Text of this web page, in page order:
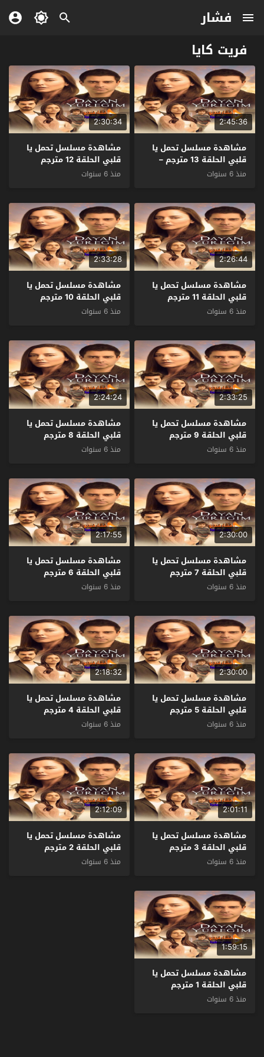
فشار
فريت كايا
2:45:36
مشاهدة مسلسل تحمل يا
قلبي الحلقة 13 مترجم –
الاخيرة
منذ 6 سنوات
2:30:34
مشاهدة مسلسل تحمل يا
قلبي الحلقة 12 مترجم
منذ 6 سنوات
2:26:44
مشاهدة مسلسل تحمل يا
قلبي الحلقة 11 مترجم
منذ 6 سنوات
2:33:28
مشاهدة مسلسل تحمل يا
قلبي الحلقة 10 مترجم
منذ 6 سنوات
2:33:25
مشاهدة مسلسل تحمل يا
قلبي الحلقة 9 مترجم
منذ 6 سنوات
2:24:24
مشاهدة مسلسل تحمل يا
قلبي الحلقة 8 مترجم
منذ 6 سنوات
2:30:00
مشاهدة مسلسل تحمل يا
قلبي الحلقة 7 مترجم
منذ 6 سنوات
2:17:55
مشاهدة مسلسل تحمل يا
قلبي الحلقة 6 مترجم
منذ 6 سنوات
2:30:00
مشاهدة مسلسل تحمل يا
قلبي الحلقة 5 مترجم
منذ 6 سنوات
2:18:32
مشاهدة مسلسل تحمل يا
قلبي الحلقة 4 مترجم
منذ 6 سنوات
2:01:11
مشاهدة مسلسل تحمل يا
قلبي الحلقة 3 مترجم
منذ 6 سنوات
2:12:09
مشاهدة مسلسل تحمل يا
قلبي الحلقة 2 مترجم
منذ 6 سنوات
1:59:15
مشاهدة مسلسل تحمل يا
قلبي الحلقة 1 مترجم
منذ 6 سنوات